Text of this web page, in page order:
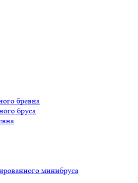
бревна
бруса
минибруса